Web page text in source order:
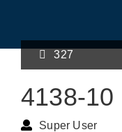
327
4138-10
Super User